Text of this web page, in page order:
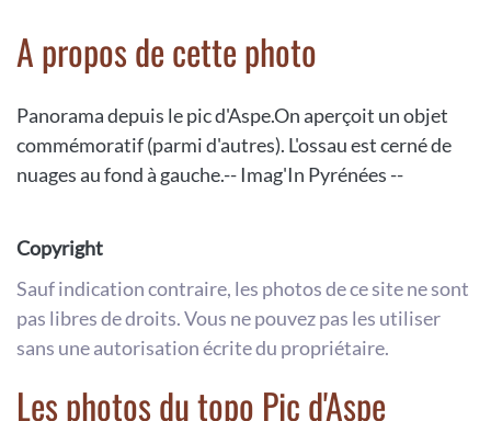
A propos de cette photo
Panorama depuis le pic d'Aspe.On aperçoit un objet
commémoratif (parmi d'autres). L'ossau est cerné de
nuages au fond à gauche.-- Imag'In Pyrénées --
Copyright
Sauf indication contraire, les photos de ce site ne sont
pas libres de droits. Vous ne pouvez pas les utiliser
sans une autorisation écrite du propriétaire.
Les photos du topo Pic d'Aspe